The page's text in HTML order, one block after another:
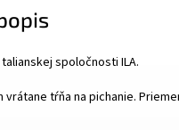
spoločnosti ILA.
vrátane tŕňa na pichanie.